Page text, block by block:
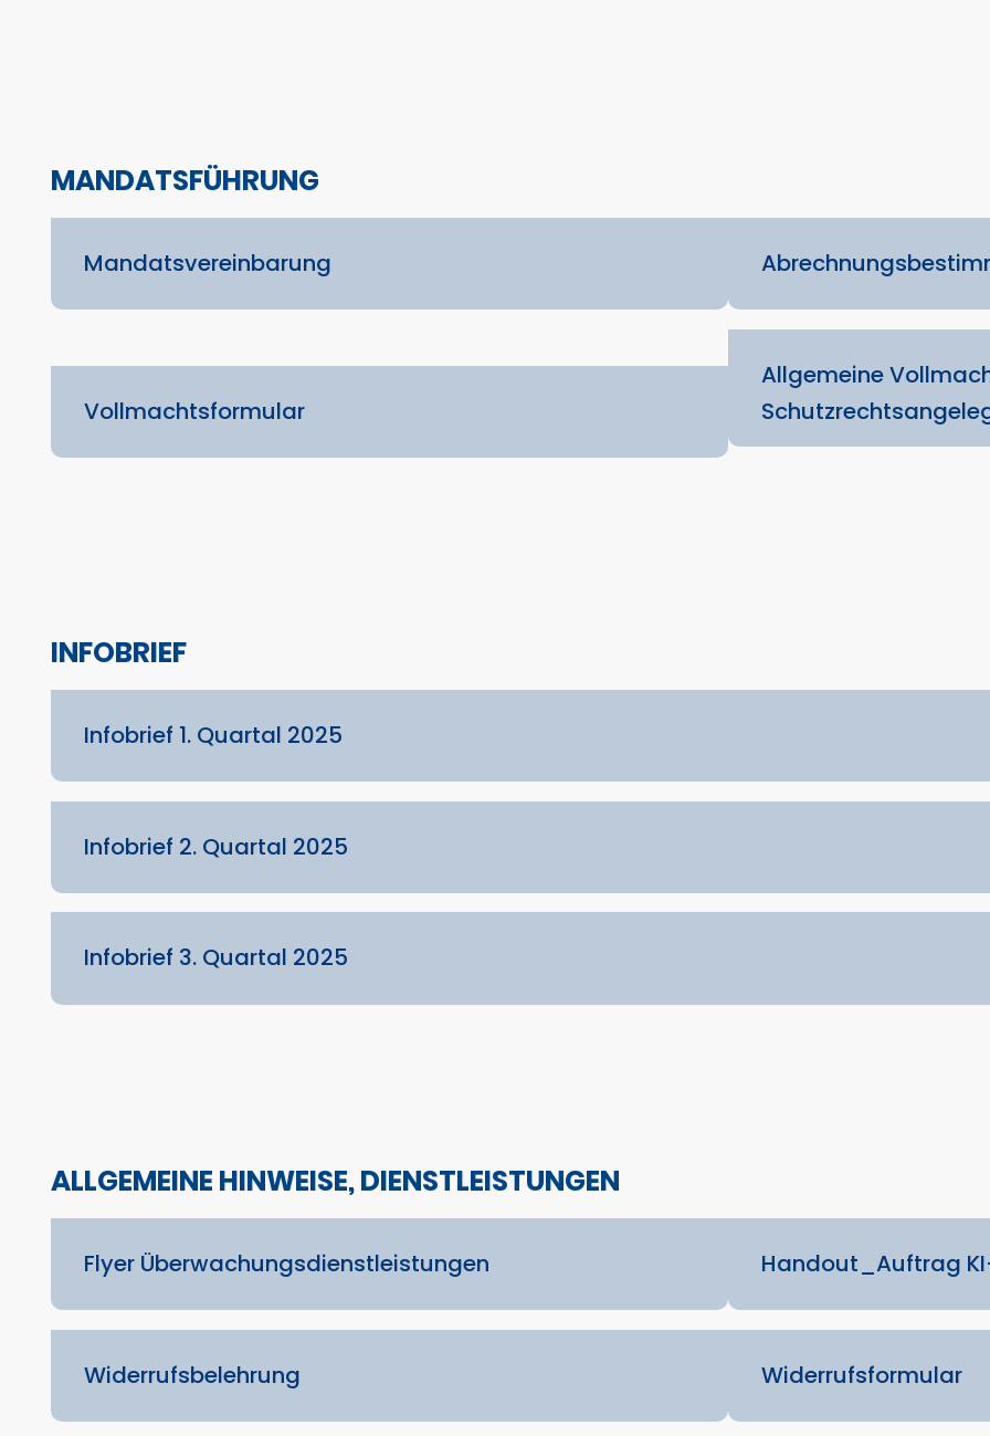
MANDATSFÜHRUNG
Mandatsvereinbarung
Vollmachtsformular
Allgemeine
INFOBRIEF
Infobrief 1. Quartal 2025
Infobrief 2. Quartal 2025
Infobrief 3. Quartal 2025
ALLGEMEINE HINWEISE, DIENSTLEISTUNGEN
Flyer Überwachungsdienstleistungen Handout_Auftrag
Widerrufsbelehrung Widerrufsformular